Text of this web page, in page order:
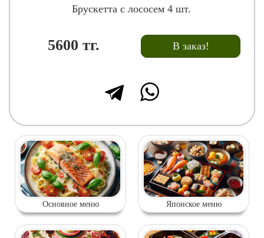
Брускетта с лососем 4 шт.
5600 тг. В заказ!
Основное меню Японское меню